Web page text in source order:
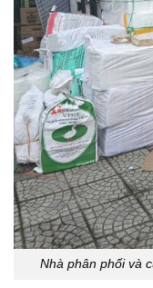
Nhà phân phối và